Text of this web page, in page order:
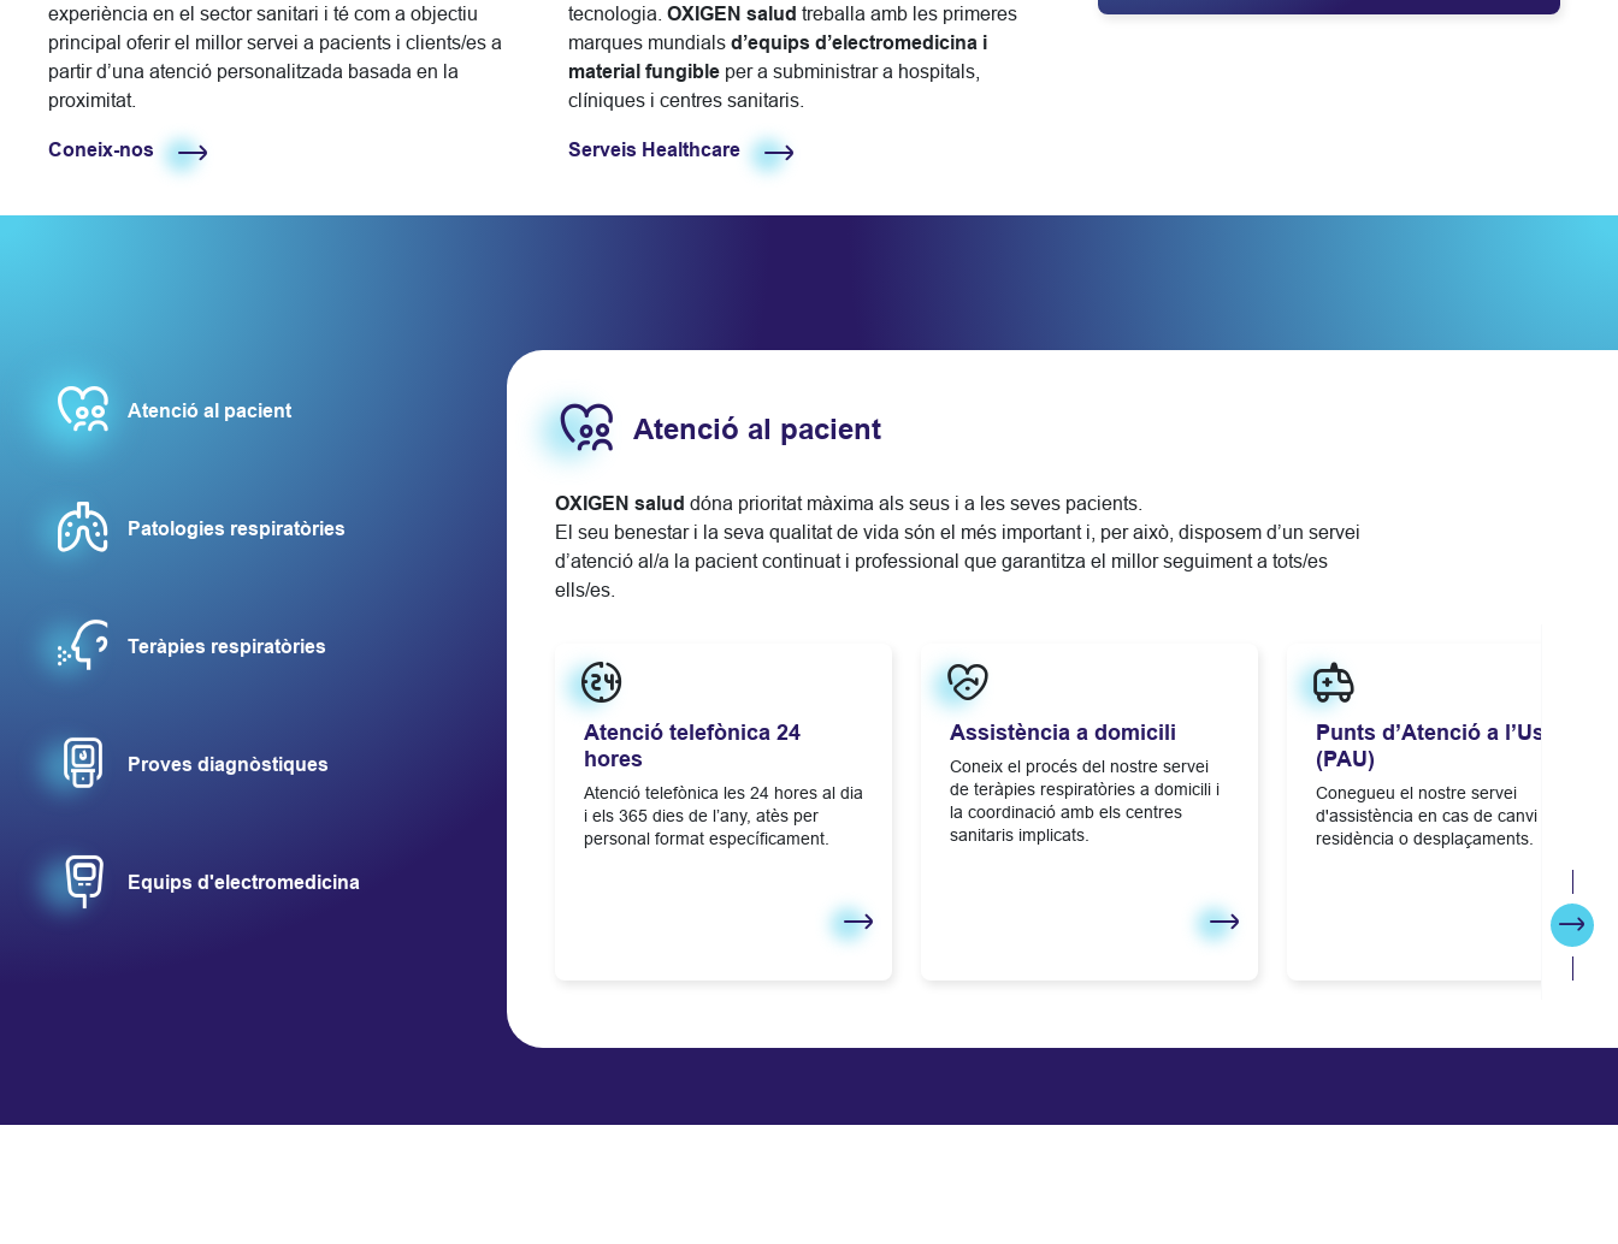
experiència en el sector sanitari i té com a objectiu
principal oferir el millor servei a pacients i clients/es a
partir d’una atenció personalitzada basada en la
proximitat.
Coneix-nos
tecnologia. OXIGEN salud treballa amb les primeres
marques mundials d’equips d’electromedicina i
material fungible per a subministrar a hospitals,
clíniques i centres sanitaris.
Serveis Healthcare
Atenció al pacient
Mostrar más
Patologies respiratòries
Mostrar más
Teràpies respiratòries
Mostrar más
Proves diagnòstiques
Mostrar más
Equips d'electromedicina
Mostrar más
Atenció al pacient
OXIGEN salud dóna prioritat màxima als seus i a les seves pacients.
El seu benestar i la seva qualitat de vida són el més important i, per això, disposem d’un servei
d’atenció al/a la pacient continuat i professional que garantitza el millor seguiment a tots/es
ells/es.
Atenció telefònica 24
hores
Atenció telefònica les 24 hores al dia
i els 365 dies de l’any, atès per
personal format específicament.
Assistència a domicili
Coneix el procés del nostre servei
de teràpies respiratòries a domicili i
la coordinació amb els centres
sanitaris implicats.
Punts d’Atenció a l’Usuari
(PAU)
Conegueu el nostre servei
d'assistència en cas de canvi de
residència o desplaçaments.